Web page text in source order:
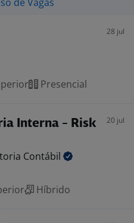
28 jul
Presencial
Interna - Risk
20 jul
Contábil
Híbrido